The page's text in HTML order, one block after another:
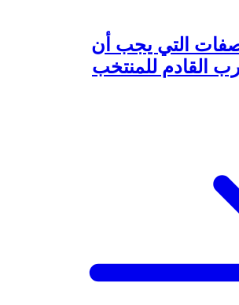
التي يجب أن
القادم للمنتخب